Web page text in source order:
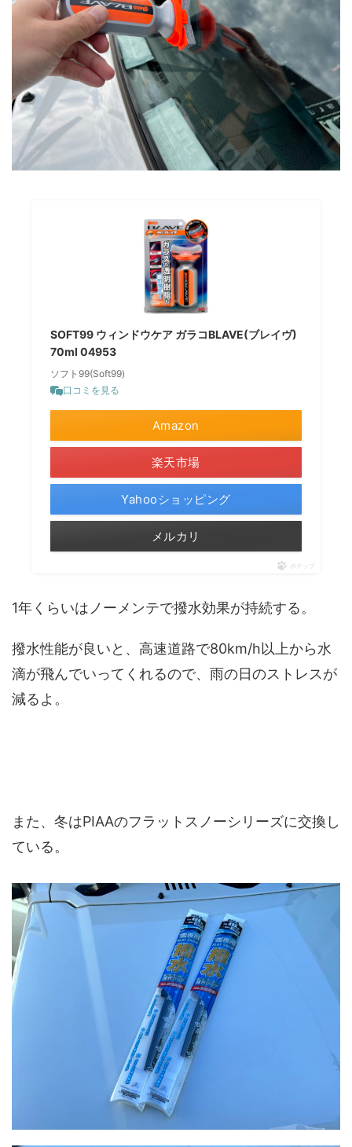
SOFT99 ウィンドウケア ガラコBLAVE(ブレイヴ)
70ml 04953
ソフト99(Soft99)
口コミを見る
Amazon
楽天市場
Yahooショッピング
メルカリ
ポチップ
1年くらいはノーメンテで撥水効果が持続する。
撥水性能が良いと、高速道路で80km/h以上から水
滴が飛んでいってくれるので、雨の日のストレスが
減るよ。
また、冬はPIAAのフラットスノーシリーズに交換し
ている。